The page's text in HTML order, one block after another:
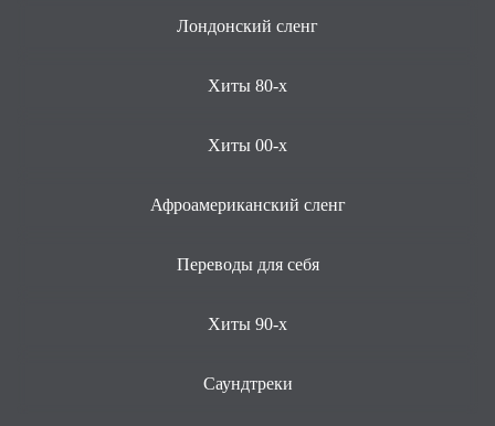
Лондонский сленг
Хиты 80-х
Хиты 00-х
Афроамериканский сленг
Переводы для себя
Хиты 90-х
Саундтреки